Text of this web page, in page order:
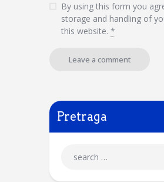
By using this form you
storage and handling of
this website. *
Pretraga